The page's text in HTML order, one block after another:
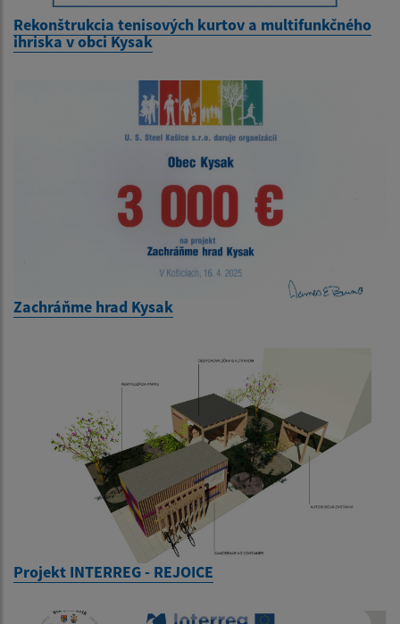
Rekonštrukcia tenisových kurtov a multifunkčného
ihriska v obci Kysak
Zachráňme hrad Kysak
Projekt INTERREG - REJOICE